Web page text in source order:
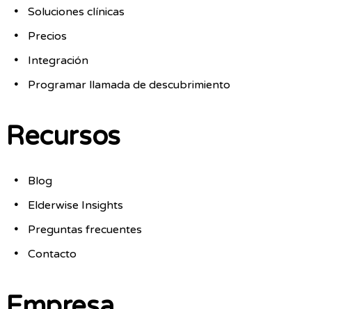
Soluciones clínicas
Precios
Integración
Programar llamada de descubrimiento
Recursos
Blog
Elderwise Insights
Preguntas frecuentes
Contacto